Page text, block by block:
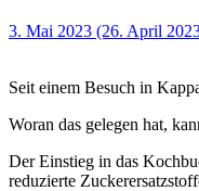
3. Mai 2023 (26. April
Seit einem Besuch in
Woran das gelegen hat,
Der Einstieg in das
reduzierte